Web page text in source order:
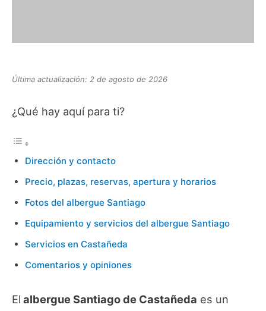
Última actualización: 2 de agosto de 2026
¿Qué hay aquí para ti?
Dirección y contacto
Precio, plazas, reservas, apertura y horarios
Fotos del albergue Santiago
Equipamiento y servicios del albergue Santiago
Servicios en Castañeda
Comentarios y opiniones
El albergue Santiago de Castañeda es un